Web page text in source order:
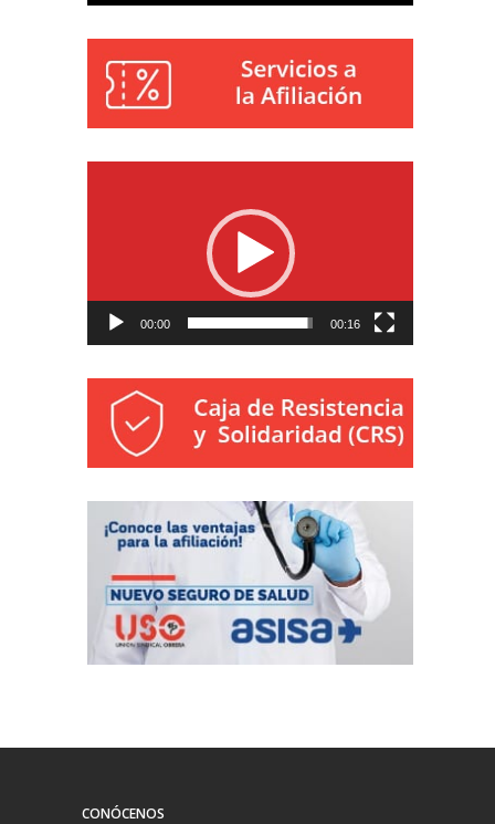
00:00 00:16
CONÓCENOS